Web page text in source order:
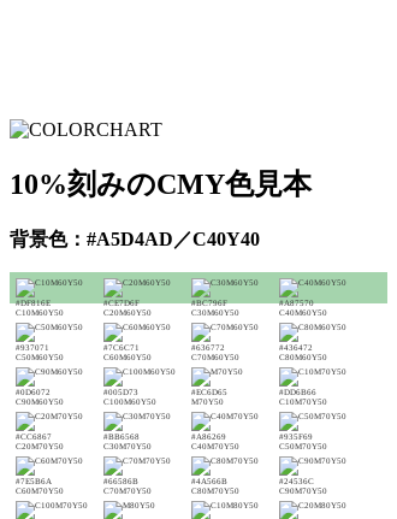
10%刻みのCMY色見本
背景色：#A5D4AD／C40Y40
#DF816E
C10M60Y50
#CE7D6F
C20M60Y50
#BC796F
C30M60Y50
#A87570
C40M60Y50
#937071
C50M60Y50
#7C6C71
C60M60Y50
#636772
C70M60Y50
#436472
C80M60Y50
#0D6072
C90M60Y50
#005D73
C100M60Y50
#EC6D65
M70Y50
#DD6B66
C10M70Y50
#CC6867
C20M70Y50
#BB6568
C30M70Y50
#A86269
C40M70Y50
#935F69
C50M70Y50
#7E5B6A
C60M70Y50
#66586B
C70M70Y50
#4A566B
C80M70Y50
#24536C
C90M70Y50